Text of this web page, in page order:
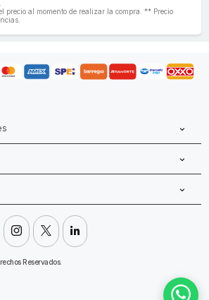
precio al momento de realizar la compra. ** Precio
  
Reservados.